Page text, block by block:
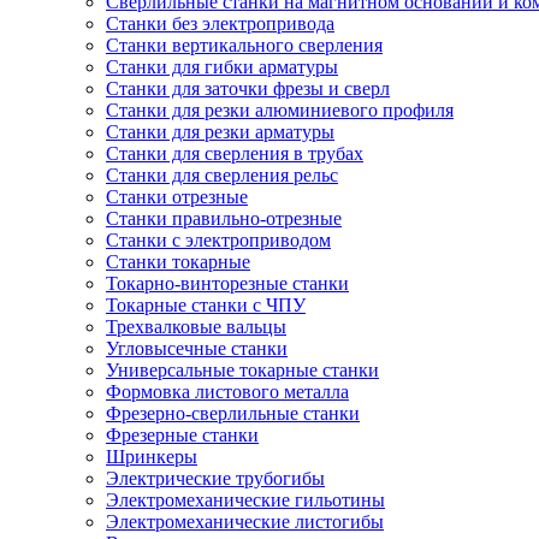
Станки без электропривода
Станки вертикального сверления
Станки для гибки арматуры
Станки для заточки фрезы и сверл
Станки для резки алюминиевого профиля
Станки для резки арматуры
Станки для сверления в трубах
Станки для сверления рельс
Станки отрезные
Станки правильно-отрезные
Станки с электроприводом
Станки токарные
Токарно-винторезные станки
Токарные станки с ЧПУ
Трехвалковые вальцы
Угловысечные станки
Универсальные токарные станки
Формовка листового металла
Фрезерно-сверлильные станки
Фрезерные станки
Шринкеры
Электрические трубогибы
Электромеханические гильотины
Электромеханические листогибы